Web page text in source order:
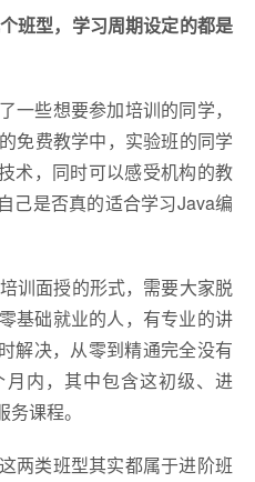
班型，学习周期设定的都是
一些想要参加培训的同学，
免费教学中，实验班的同学
术，同时可以感受机构的教
己是否真的适合学习Java编
训面授的形式，需要大家脱
基础就业的人，有专业的讲
解决，从零到精通完全没有
内，其中包含这初级、进
课程。
两类班型其实都属于进阶班